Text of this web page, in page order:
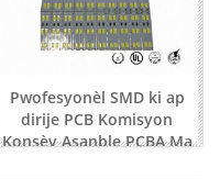
Pwofesyonèl SMD ki ap
dirije PCB Komisyon
Konsèy Asanble PCBA Ma